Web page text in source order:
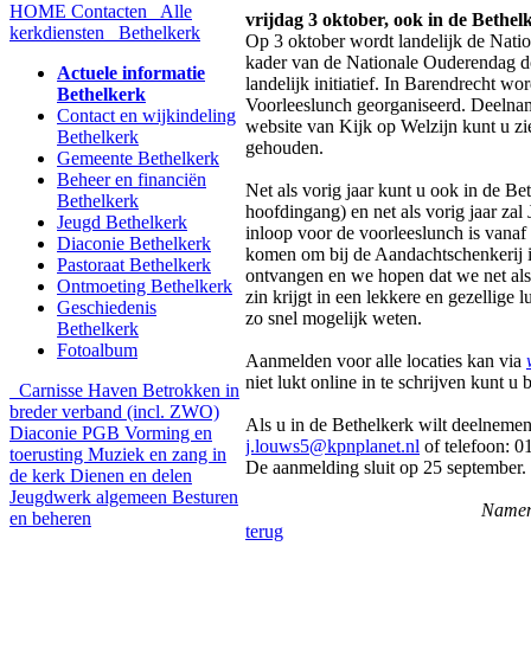
HOME Contacten
Alle
kerkdiensten
Bethelkerk
Actuele informatie
Bethelkerk
Contact en wijkindeling
Bethelkerk
Gemeente Bethelkerk
Beheer en financiën
Bethelkerk
Jeugd Bethelkerk
Diaconie Bethelkerk
Pastoraat Bethelkerk
Ontmoeting Bethelkerk
Geschiedenis
Bethelkerk
Fotoalbum
Carnisse Haven Betrokken in
breder verband (incl. ZWO)
Diaconie PGB Vorming en
toerusting Muziek en zang in
de kerk Dienen en delen
Jeugdwerk algemeen Besturen
en beheren
vrijdag 3 oktober, ook in de
Op 3 oktober wordt landelijk de
kader van de Nationale Ouderendag
landelijk initiatief. In Barendrecht
Voorleeslunch georganiseerd.
website van Kijk op Welzijn kunt u
gehouden.
Net als vorig jaar kunt u ook in de
hoofdingang) en net als vorig jaar zal
inloop voor de voorleeslunch is
komen om bij de Aandachtschenkerij
ontvangen en we hopen dat we net
zin krijgt in een lekkere en gezellige
zo snel mogelijk weten.
Aanmelden voor alle locaties kan via
niet lukt online in te schrijven kunt u
Als u in de Bethelkerk wilt
j.louws5@kpnplanet.nl of telefoon:
De aanmelding sluit op 25
terug